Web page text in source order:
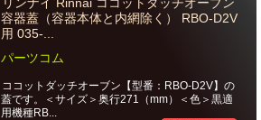
容器蓋（容器本体と内網除く） RBO-D2V
用 035-...
パーツコム
ココットダッチオーブン【型番：RBO-D2V】の
蓋です。＜サイズ＞奥行271（mm）＜色＞黒適
用機種RB...